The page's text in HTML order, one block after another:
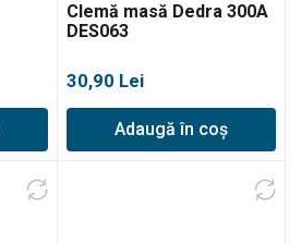
Clemă masă Dedra 300A
DES063
30,90 Lei
Adaugă în coș